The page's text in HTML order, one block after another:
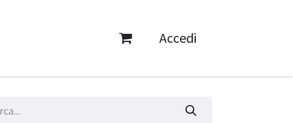
Accedi